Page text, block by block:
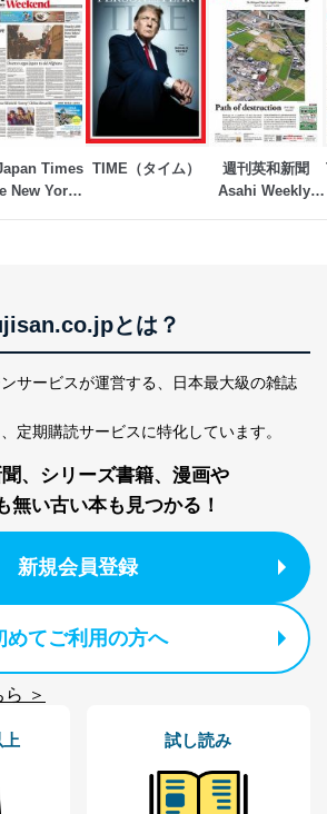
Times
New York
TIME（タイム）
週刊英和新聞
Asahi Weekly
とは？
サービスが運営する、
日本最大級の雑誌
定期購読サービスに特化しています。
、シリーズ書籍、漫画や
無い古い本も見つかる！
新規会員登録
めてご利用の方へ
＞
試し読み